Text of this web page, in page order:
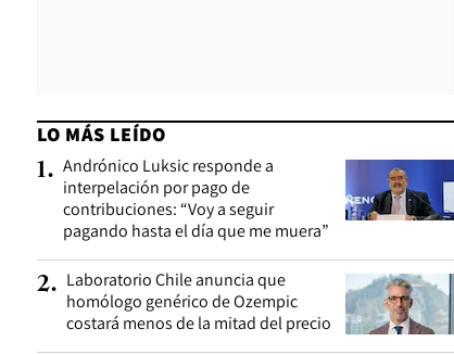
LO MÁS LEÍDO
1. Andrónico Luksic responde a
interpelación por pago de
contribuciones: “Voy a seguir
pagando hasta el día que me muera”
2. Laboratorio Chile anuncia que
homólogo genérico de Ozempic
costará menos de la mitad del precio